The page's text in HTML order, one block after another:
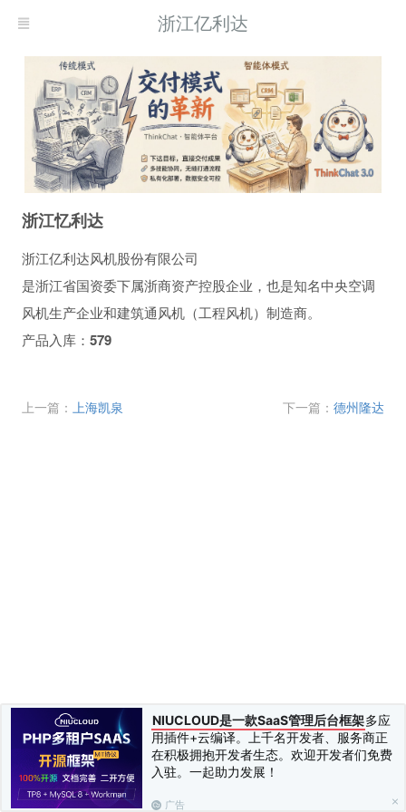
NIUCLOUD是一款SaaS管理后台框架多应
用插件+云编译。上千名开发者、服务商正
在积极拥抱开发者生态。欢迎开发者们免费
入驻。一起助力发展！
广告
浙江亿利达
浙江忆利达
浙江亿利达风机股份有限公司
是浙江省国资委下属浙商资产控股企业，也是知名中央空调
风机生产企业和建筑通风机（工程风机）制造商。
产品入库： 579
上一篇： 上海凯泉 下一篇： 德州隆达